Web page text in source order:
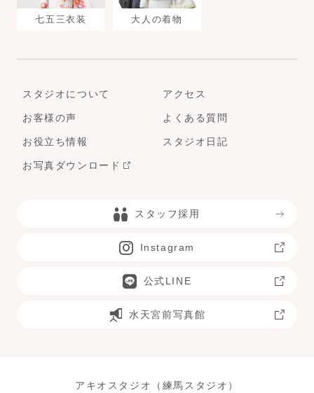
七五三衣装 大人の着物
スタジオについて アクセス
お客様の声 よくある質問
お役立ち情報 スタジオ日記
お写真ダウンロード
スタッフ採用
Instagram
公式LINE
水天宮前写真館
アキオスタジオ（練馬スタジオ）